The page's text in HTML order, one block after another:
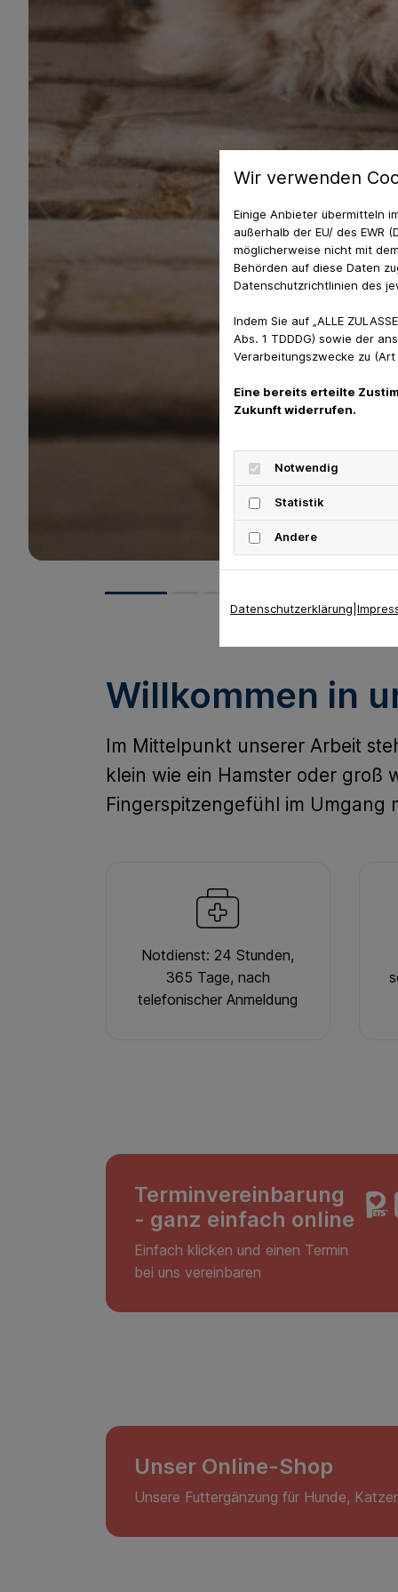
Bei uns sind alle
willkommen
Kleine Tiere, große Tiere und natürlich ihre
Willkommen in
Im Mittelpunkt unserer Arbeit
klein wie ein Hamster oder groß
Fingerspitzengefühl im Umgang
Notdienst: 24 Stunden,
365 Tage, nach
telefonischer Anmeldung
Terminvereinbarung
- ganz einfach online
Einfach klicken und einen Termin
bei uns vereinbaren
Unser Online-Shop
Unsere Futtergänzung für Hunde,
Wir verwenden
Einige Anbieter übermitteln
außerhalb der EU/ des EWR
möglicherweise nicht mit
Behörden auf diese Daten
Datenschutzrichtlinien des
Indem Sie auf „ALLE
Abs. 1 TDDDG) sowie der
Verarbeitungszwecke zu (Art
Eine bereits erteilte
Zukunft widerrufen.
Notwendig
Statistik
Andere
Datenschutzerklärung